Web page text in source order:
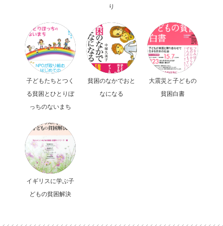
り
子どもたちとつく
る貧困とひとりぼ
っちのないまち
貧困のなかでおと
なになる
大震災と子どもの
貧困白書
イギリスに学ぶ子
どもの貧困解決